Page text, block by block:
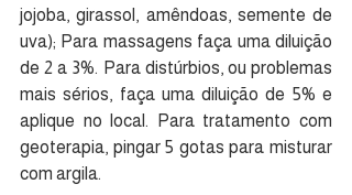
jojoba, girassol, amêndoas, semente de
uva); Para massagens faça uma diluição
de 2 a 3%. Para distúrbios, ou problemas
mais sérios, faça uma diluição de 5% e
aplique no local. Para tratamento com
geoterapia, pingar 5 gotas para misturar
com argila.